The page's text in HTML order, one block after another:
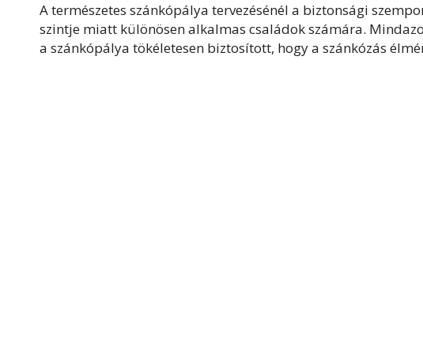
A természetes szánkópálya tervezésénél a biztonsági
szintje miatt különösen alkalmas családok számára.
a szánkópálya tökéletesen biztosított, hogy a szánkózás